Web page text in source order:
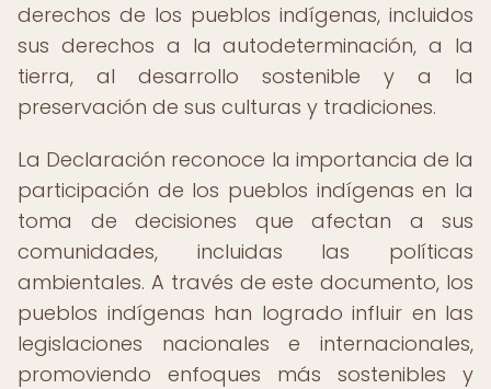
derechos de los pueblos indígenas, incluidos
sus derechos a la autodeterminación, a la
tierra, al desarrollo sostenible y a la
preservación de sus culturas y tradiciones.
La Declaración reconoce la importancia de la
participación de los pueblos indígenas en la
toma de decisiones que afectan a sus
comunidades, incluidas las políticas
ambientales. A través de este documento, los
pueblos indígenas han logrado influir en las
legislaciones nacionales e internacionales,
promoviendo enfoques más sostenibles y